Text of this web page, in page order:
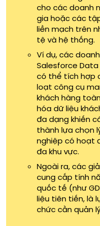
cho các doanh
gia hoặc các
liền mạch trên
tệ và hệ thống.
Ví dụ, các
Salesforce
có thể tích hợp
loạt công cụ
khách hàng
hóa dữ liệu
đa dạng khiến
thành lựa chọn
nghiệp có hoạt
đa khu vực.
Ngoài ra, các
cung cấp tính
quốc tế (như
liệu tiên tiến, là
chức cần quản